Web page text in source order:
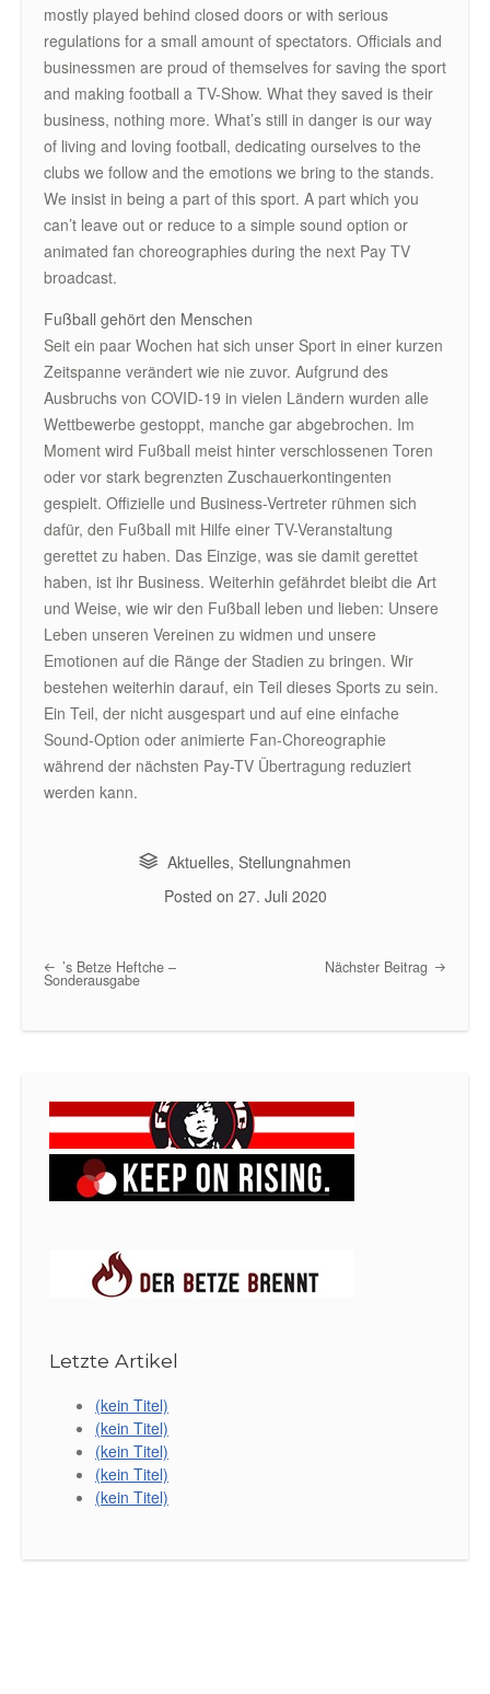
mostly played behind closed doors or with serious
regulations for a small amount of spectators. Officials and
businessmen are proud of themselves for saving the sport
and making football a TV-Show. What they saved is their
business, nothing more. What’s still in danger is our way
of living and loving football, dedicating ourselves to the
clubs we follow and the emotions we bring to the stands.
We insist in being a part of this sport. A part which you
can’t leave out or reduce to a simple sound option or
animated fan choreographies during the next Pay TV
broadcast.
Fußball gehört den Menschen
Seit ein paar Wochen hat sich unser Sport in einer kurzen
Zeitspanne verändert wie nie zuvor. Aufgrund des
Ausbruchs von COVID-19 in vielen Ländern wurden alle
Wettbewerbe gestoppt, manche gar abgebrochen. Im
Moment wird Fußball meist hinter verschlossenen Toren
oder vor stark begrenzten Zuschauerkontingenten
gespielt. Offizielle und Business-Vertreter rühmen sich
dafür, den Fußball mit Hilfe einer TV-Veranstaltung
gerettet zu haben. Das Einzige, was sie damit gerettet
haben, ist ihr Business. Weiterhin gefährdet bleibt die Art
und Weise, wie wir den Fußball leben und lieben: Unsere
Leben unseren Vereinen zu widmen und unsere
Emotionen auf die Ränge der Stadien zu bringen. Wir
bestehen weiterhin darauf, ein Teil dieses Sports zu sein.
Ein Teil, der nicht ausgespart und auf eine einfache
Sound-Option oder animierte Fan-Choreographie
während der nächsten Pay-TV Übertragung reduziert
werden kann.
Aktuelles,Stellungnahmen
Posted on 27. Juli 2020
Post navigation
’s Betze Heftche –
Sonderausgabe
Nächster Beitrag
Letzte Artikel
(kein Titel)
(kein Titel)
(kein Titel)
(kein Titel)
(kein Titel)